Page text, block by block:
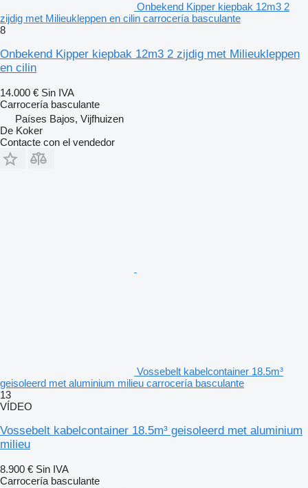
Onbekend Kipper kiepbak 12m3 2
zijdig met Milieukleppen en cilin carrocería basculante
8
Onbekend Kipper kiepbak 12m3 2 zijdig met Milieukleppen
en cilin
14.000 € Sin IVA
Carrocería basculante
Países Bajos, Vijfhuizen
De Koker
Contacte con el vendedor
Vossebelt kabelcontainer 18.5m³
geisoleerd met aluminium milieu carrocería basculante
13
VÍDEO
Vossebelt kabelcontainer 18.5m³ geisoleerd met aluminium
milieu
8.900 € Sin IVA
Carrocería basculante